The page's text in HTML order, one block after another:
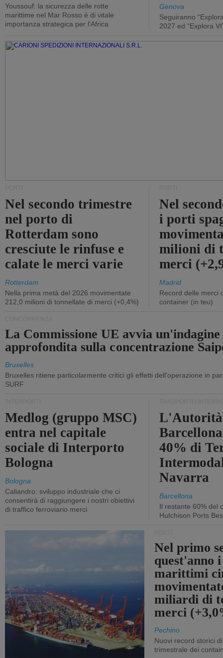
Youssouf: la sicurezza delle rotte
marittime nel Mar Rosso è di vitale
importanza strategica per l'Africa
Genova
Seguiranno
2027 ed “Explora
Nel secondo trimestre
nel porto di
Rotterdam sono
cresciute le rinfuse e
calate le merci varie
Rotterdam
Nella prima metà del 2026 movimentate
212,0 milioni di tonnellate di merci (+0,4%)
Nel
i porti
milioni di
merci
Madrid
Record delle merci
container (in teu)
La Commissione UE avvia un'indagine
approfondita sulla concentrazione
Bruxelles
Bruxelles ritiene particolarmente critici gli effetti dell'operazione in
SURF
Medlog (gruppo MSC)
entra nel capitale
sociale di Interporto
Bologna
Bologna
Caliandro: sviluppo industriale che ci
consentirà di raggiungere i nostri obiettivi
di traffico ferroviario merci
40% di
Navarra
Barcellona
Il restante 60% del
Hutchison Ports
Nel primo
quest'anno
marittimi
miliardi di
merci
Pechino
Nuovi record storici
trimestrale dei